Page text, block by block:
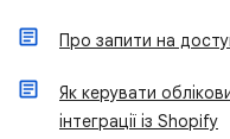
Про запити на
Як керувати
інтеграції із Shopify